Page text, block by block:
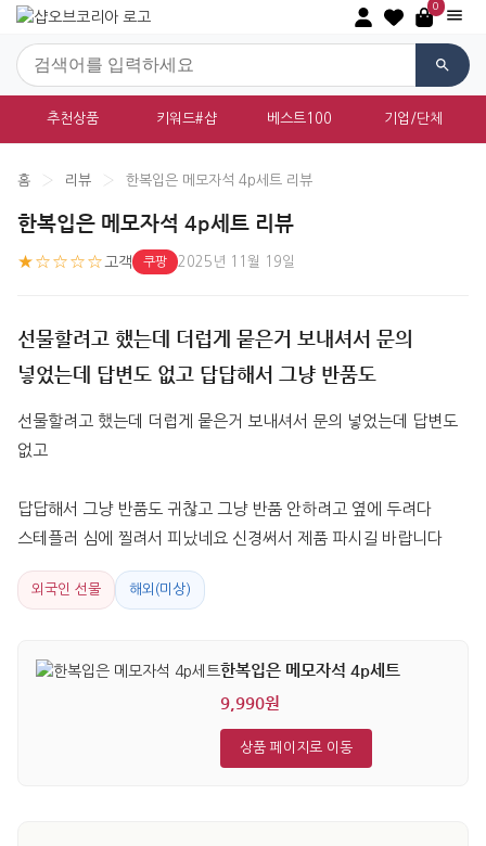
0
추천상품 키워드#샵 베스트100 기업/단체
홈 › 리뷰 › 한복입은 메모자석 4p세트 리뷰
한복입은 메모자석 4p세트 리뷰
★☆☆☆☆ 고객 쿠팡 2025년 11월 19일
선물할려고 했는데 더럽게 뭍은거 보내셔서 문의
넣었는데 답변도 없고 답답해서 그냥 반품도
선물할려고 했는데 더럽게 뭍은거 보내셔서 문의 넣었는데 답변도
없고
답답해서 그냥 반품도 귀찮고 그냥 반품 안하려고 옆에 두려다
스테플러 심에 찔려서 피났네요 신경써서 제품 파시길 바랍니다
외국인 선물 해외(미상)
한복입은 메모자석 4p세트
9,990원
상품 페이지로 이동